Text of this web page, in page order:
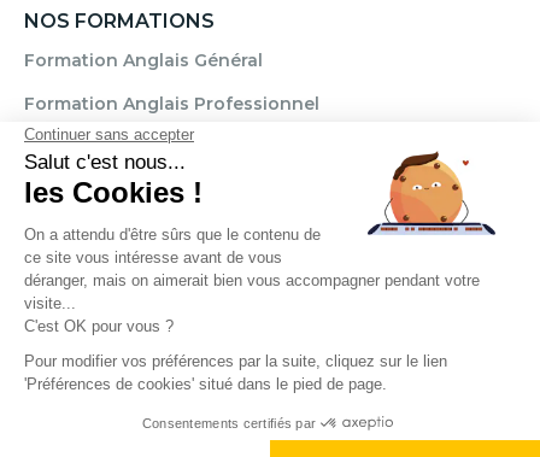
NOS FORMATIONS
Formation Anglais Général
Formation Anglais Professionnel
Formation Allemand
Formation Espagnol
Formation Italien
Formation FLE
Règlement Mentions légalesCGU / CGV
Politique de confidentialité
Transparence Témoignages
Droits d'auteur © 2025. Cercle des langues. Tous droits réservés.